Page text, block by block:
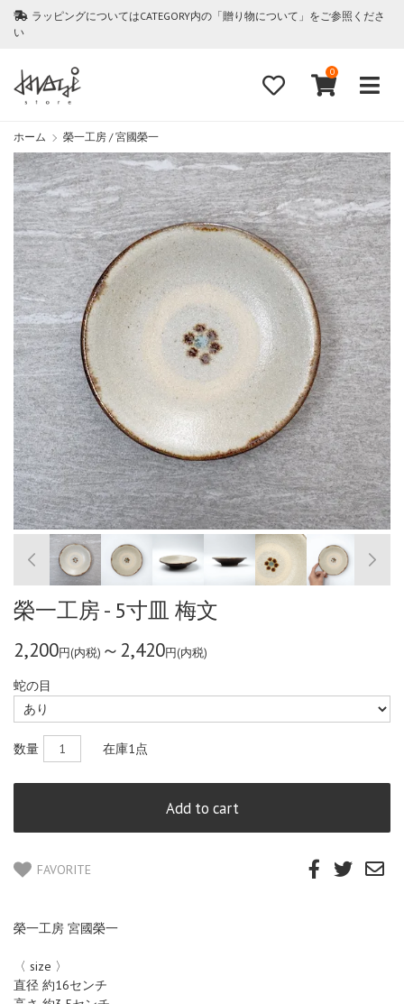
ラッピングについてはCATEGORY内の「贈り物について」をご参照くださ
い
0
ホーム 榮一工房 / 宮國榮一
榮一工房 - 5寸皿 梅文
2,200円(内税) ～2,420円(内税)
蛇の目
数量 在庫1点
FAVORITE
榮一工房 宮國榮一
〈 size 〉
直径 約16センチ